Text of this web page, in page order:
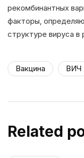
рекомбинантных
факторы,
структуре вируса в
Вакцина ВИЧ
Related